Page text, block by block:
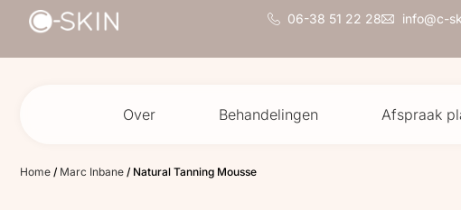
06-38 51 22 28 info@c-
Over Behandelingen Afspraak
Home / Marc Inbane / Natural Tanning Mousse